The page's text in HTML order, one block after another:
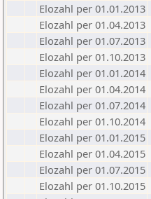
Elozahl per 01.01.2013
Elozahl per 01.04.2013
Elozahl per 01.07.2013
Elozahl per 01.10.2013
Elozahl per 01.01.2014
Elozahl per 01.04.2014
Elozahl per 01.07.2014
Elozahl per 01.10.2014
Elozahl per 01.01.2015
Elozahl per 01.04.2015
Elozahl per 01.07.2015
Elozahl per 01.10.2015